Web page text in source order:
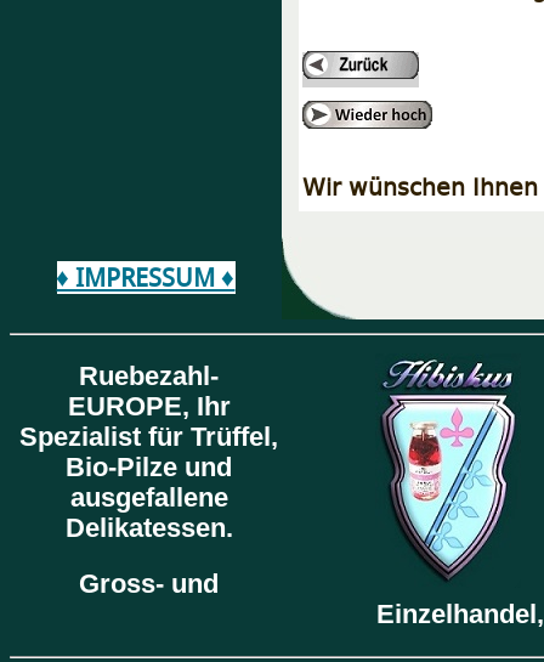
Wir wünschen
♦ IMPRESSUM ♦
Ruebezahl-
EUROPE, Ihr
Spezialist für Trüffel,
Bio-Pilze und
ausgefallene
Delikatessen.
Gross- und